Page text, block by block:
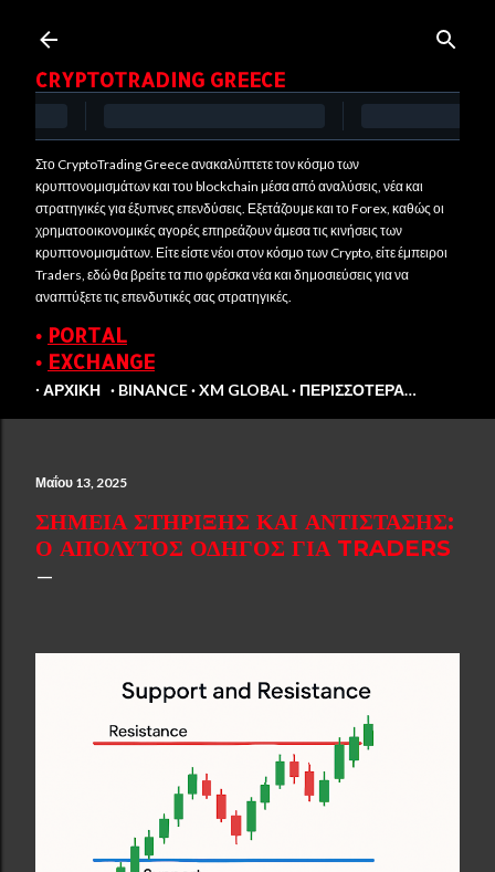
CRYPTOTRADING GREECE
Στο CryptoTrading Greece ανακαλύπτετε τον κόσμο των
κρυπτονομισμάτων και του blockchain μέσα από αναλύσεις, νέα και
στρατηγικές για έξυπνες επενδύσεις. Εξετάζουμε και το Forex, καθώς οι
χρηματοοικονομικές αγορές επηρεάζουν άμεσα τις κινήσεις των
κρυπτονομισμάτων. Είτε είστε νέοι στον κόσμο των Crypto, είτε έμπειροι
Traders, εδώ θα βρείτε τα πιο φρέσκα νέα και δημοσιεύσεις για να
αναπτύξετε τις επενδυτικές σας στρατηγικές.
• PORTAL
• EXCHANGE
∙ ΑΡΧΙΚΉ BINANCE XM GLOBAL ΠΕΡΙΣΣΌΤΕΡΑ…
Μαΐου 13, 2025
ΣΗΜΕΊΑ ΣΤΉΡΙΞΗΣ ΚΑΙ ΑΝΤΊΣΤΑΣΗΣ:
Ο ΑΠΌΛΥΤΟΣ ΟΔΗΓΌΣ ΓΙΑ TRADERS